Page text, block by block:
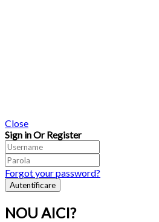
Close
Sign in Or Register
Forgot your password?
NOU AICI?